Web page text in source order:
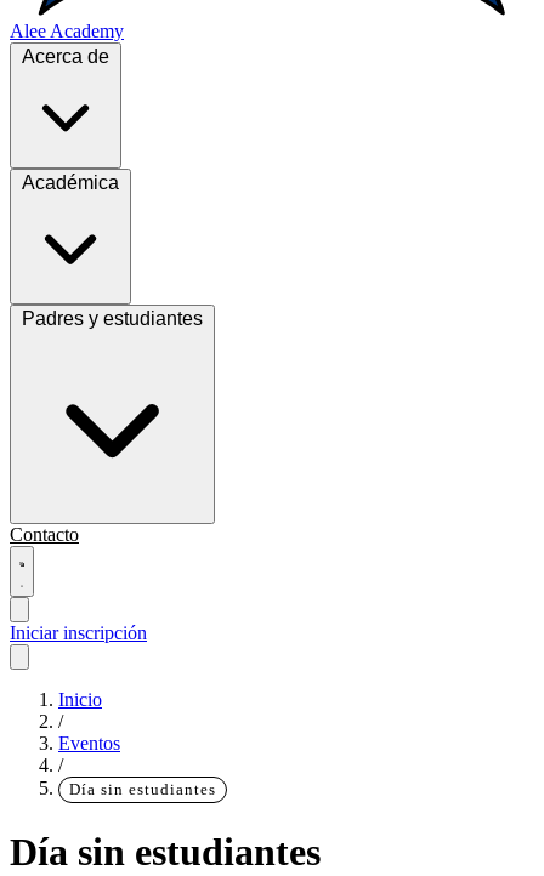
Alee Academy
Acerca de
Académica
Padres y estudiantes
Contacto
Iniciar inscripción
Inicio
/
Eventos
/
Día sin estudiantes
Día sin estudiantes